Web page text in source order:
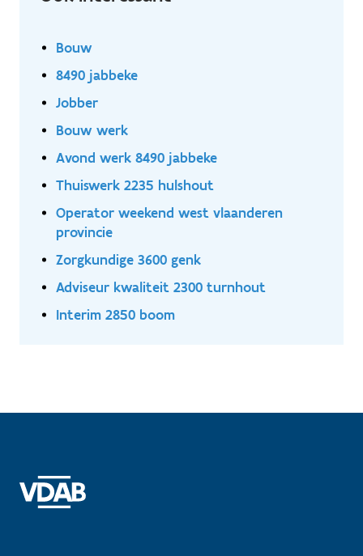
Bouw
8490 jabbeke
Jobber
Bouw werk
Avond werk 8490 jabbeke
Thuiswerk 2235 hulshout
Operator weekend west vlaanderen
provincie
Zorgkundige 3600 genk
Adviseur kwaliteit 2300 turnhout
Interim 2850 boom